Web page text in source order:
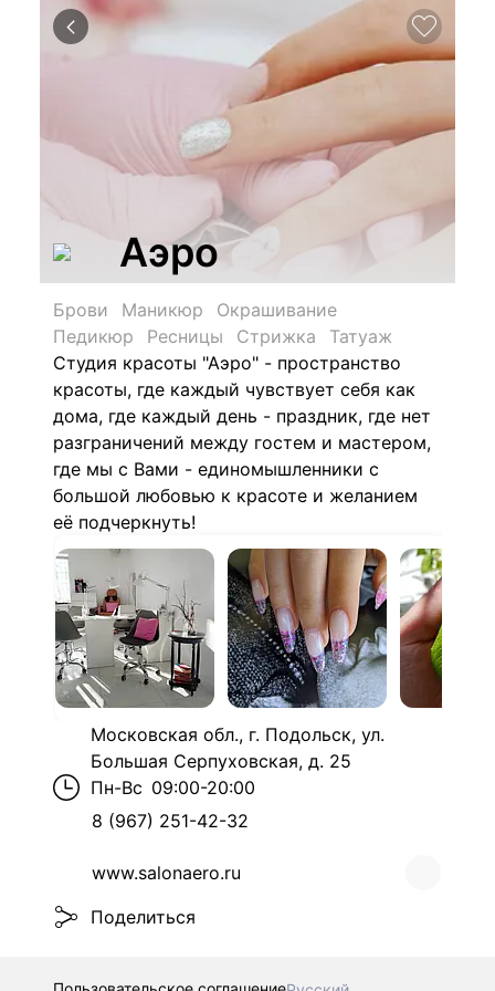
Аэро
Брови Маникюр
Окрашивание
Педикюр
Ресницы Стрижка
Татуаж
Студия красоты "Аэро" - пространство
красоты, где каждый чувствует себя как
дома, где каждый день - праздник, где нет
разграничений между гостем и мастером,
где мы с Вами - единомышленники с
большой любовью к красоте и желанием
её подчеркнуть!
Московская обл., г. Подольск, ул.
Большая Серпуховская, д. 25
Пн-Вс 09:00-20:00
8 (967) 251-42-32
www.salonaero.ru
Поделиться